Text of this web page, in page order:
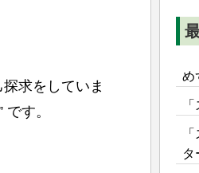
求をしていま
す。
め
タ